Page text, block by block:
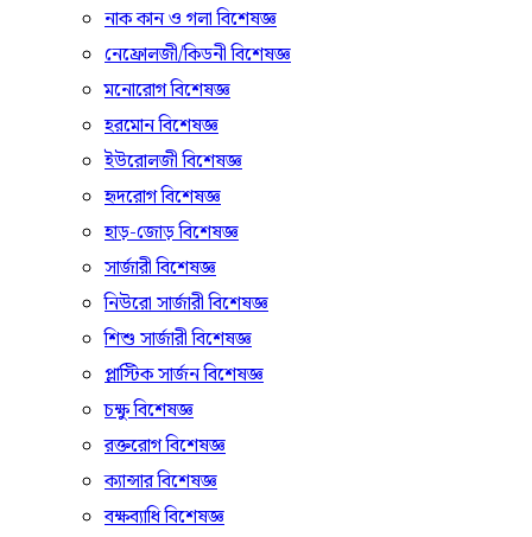
নাক কান ও গলা বিশেষজ্ঞ
নেফ্রোলজী/কিডনী বিশেষজ্ঞ
মনোরোগ বিশেষজ্ঞ
হরমোন বিশেষজ্ঞ
ইউরোলজী বিশেষজ্ঞ
হৃদরোগ বিশেষজ্ঞ
হাড়-জোড় বিশেষজ্ঞ
সার্জারী বিশেষজ্ঞ
নিউরো সার্জারী বিশেষজ্ঞ
শিশু সার্জারী বিশেষজ্ঞ
প্লাস্টিক সার্জন বিশেষজ্ঞ
চক্ষু বিশেষজ্ঞ
রক্তরোগ বিশেষজ্ঞ
ক্যান্সার বিশেষজ্ঞ
বক্ষব্যাধি বিশেষজ্ঞ